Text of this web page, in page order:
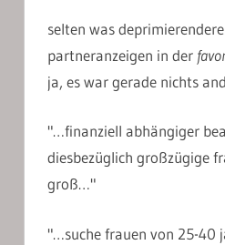
selten was
partneranzeigen in der
ja, es war gerade nichts
"…finanziell abhängiger
diesbezüglich großzügige
groß…"
"…suche frauen von 25-40